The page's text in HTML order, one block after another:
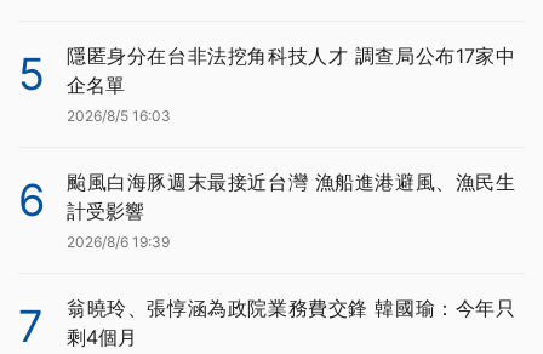
5
隱匿身分在台非法挖角科技人才 調查局公布17家中
企名單
2026/8/5 16:03
6
颱風白海豚週末最接近台灣 漁船進港避風、漁民生
計受影響
2026/8/6 19:39
7
翁曉玲、張惇涵為政院業務費交鋒 韓國瑜：今年只
剩4個月